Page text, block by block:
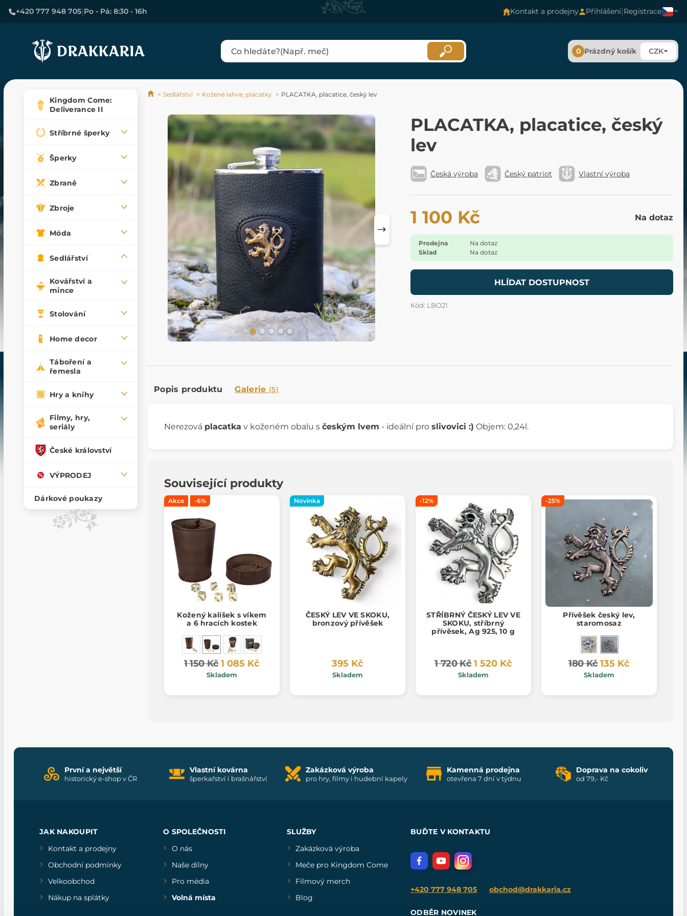
+420 777 948 705|Po - Pá: 8:30 - 16h Kontakt a prodejny Přihlášení|Registrace
0 Prázdný košík CZK
Kingdom Come:
Deliverance II
Stříbrné šperky
Šperky
Zbraně
Zbroje
Móda
Sedlářství
Kovářství a
mince
Stolování
Home decor
Táboření a
řemesla
Hry a knihy
Filmy, hry,
seriály
České království
VÝPRODEJ
Dárkové poukazy
Sedlářství Kožené lahve, placatky PLACATKA, placatice, český lev
PLACATKA, placatice, český
lev
Česká výroba Český patriot Vlastní výroba
1 100 Kč Na dotaz
Prodejna
Na dotaz
Sklad
Na dotaz
HLÍDAT DOSTUPNOST
Kód: LBO21
Popis produktu Galerie (5)
Nerezová placatka v koženém obalu s českým lvem - ideální pro slivovici :) Objem: 0,24l.
Související produkty
Akce -6%
Kožený kalíšek s víkem
a 6 hracích kostek
1 150 Kč1 085 Kč
Skladem
Novinka
ČESKÝ LEV VE SKOKU,
bronzový přívěšek
395 Kč
Skladem
-12%
STŘÍBRNÝ ČESKÝ LEV VE
SKOKU, stříbrný
přívěsek, Ag 925, 10 g
1 720 Kč 1 520 Kč
Skladem
-25%
Přívěšek český lev,
staromosaz
180 Kč135 Kč
Skladem
První a největší
historický e-shop v ČR
Vlastní kovárna
šperkařství i brašnářství
Zakázková výroba
pro hry, filmy i hudební kapely
Kamenná prodejna
otevřena 7 dní v týdnu
Doprava na cokoliv
od 79,- Kč
JAK NAKOUPIT
Kontakt a prodejny
Obchodní podmínky
Velkoobchod
Nákup na splátky
O SPOLEČNOSTI
O nás
Naše dílny
Pro média
Volná místa
SLUŽBY
Zakázková výroba
Meče pro Kingdom Come
Filmový merch
Blog
BUĎTE V KONTAKTU
+420 777 948 705 obchod@drakkaria.cz
ODBĚR NOVINEK